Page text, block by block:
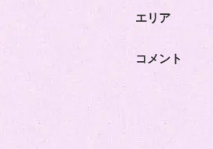
エリア
コメント